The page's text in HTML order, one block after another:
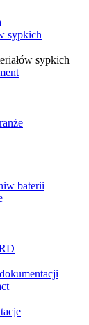
sypkich
sypkich
baterii